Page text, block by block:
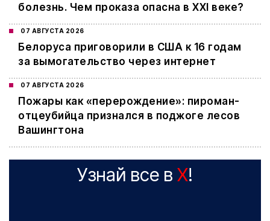
болезнь. Чем проказа опасна в XXI веке?
07 АВГУСТА 2026
Белоруса приговорили в США к 16 годам
за вымогательство через интернет
07 АВГУСТА 2026
Пожары как «перерождение»: пироман-
отцеубийца признался в поджоге лесов
Вашингтона
Узнай все в X!